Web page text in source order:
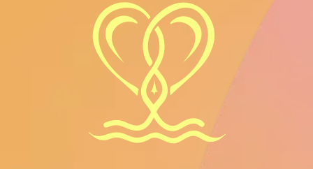
de chacun.e, dans le respect du cadre.